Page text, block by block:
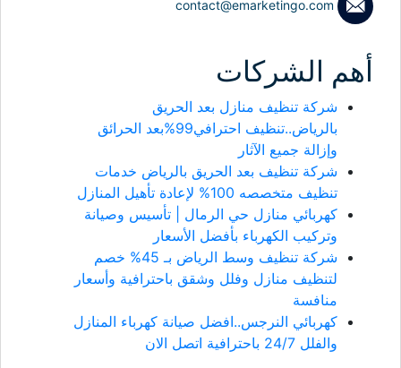
contact@emarketingo.com
الشركات
شركة تنظيف منازل بعد الحريق
بالرياض..تنظيف احترافي99%بعد الحرائق
وإزالة جميع الآثار
شركة تنظيف بعد الحريق بالرياض خدمات
تنظيف متخصصه 100% لإعادة تأهيل المنازل
كهربائي منازل حي الرمال | تأسيس وصيانة
وتركيب الكهرباء بأفضل الأسعار
شركة تنظيف وسط الرياض بـ 45% خصم
لتنظيف منازل وفلل وشقق باحترافية وأسعار
كهربائي النرجس..افضل صيانة كهرباء المنازل